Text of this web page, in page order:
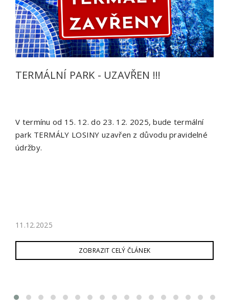
TERMÁLNÍ PARK - UZAVŘEN !!!
V termínu od 15. 12. do 23. 12. 2025, bude termální
park TERMÁLY LOSINY uzavřen z důvodu pravidelné
údržby.
11.12.2025
ZOBRAZIT CELÝ ČLÁNEK